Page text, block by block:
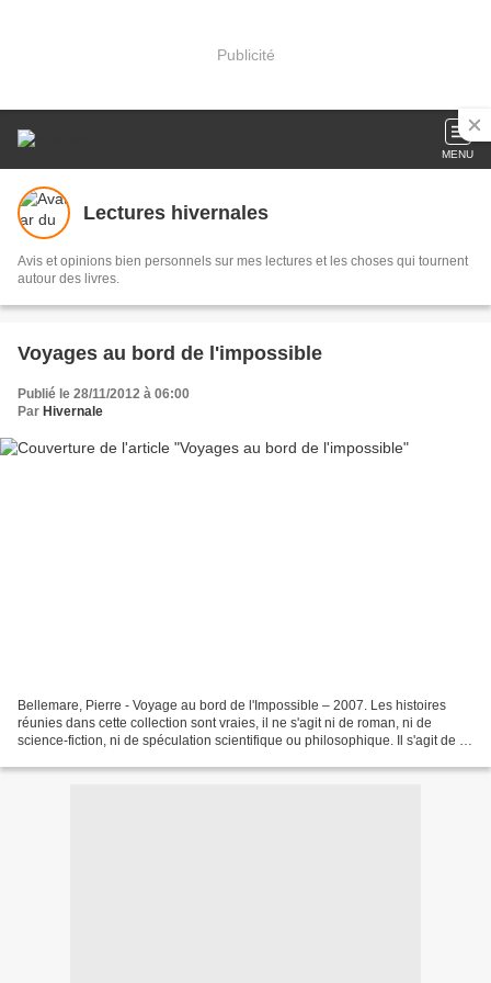
Publicité
MENU
Lectures hivernales
Avis et opinions bien personnels sur mes lectures et les choses qui tournent
autour des livres.
Voyages au bord de l'impossible
Publié le 28/11/2012 à 06:00
Par Hivernale
Bellemare, Pierre - Voyage au bord de l'Impossible – 2007. Les histoires
réunies dans cette collection sont vraies, il ne s'agit ni de roman, ni de
science-fiction, ni de spéculation scientifique ou philosophique. Il s'agit de la